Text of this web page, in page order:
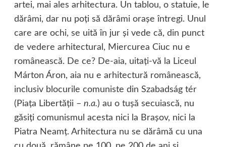
artei, mai ales arhitectura. Un tablou, o statuie, le
dărâmi, dar nu poţi să dărâmi oraşe întregi. Unul
care are ochi, se uită în jur şi vede că, din punct
de vedere arhitectural, Miercurea Ciuc nu e
românească. De ce? De-aia, uitaţi-vă la Liceul
Márton Áron, aia nu e arhitectură românească,
inclusiv blocurile comuniste din Szabadság tér
(Piaţa Libertăţii – n.a.) au o tuşă secuiască, nu
găsiţi comunismul acesta nici la Braşov, nici la
Piatra Neamţ. Arhitectura nu se dărâmă cu una